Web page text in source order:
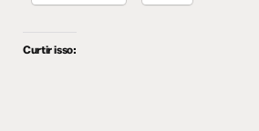
Curtir isso: